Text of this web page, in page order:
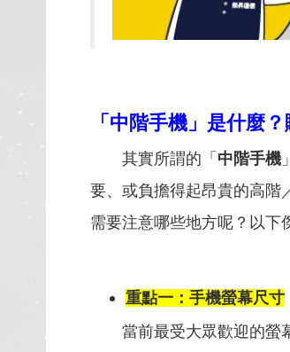
「中階手機」是什麼
其實所謂的「 中階手機
要、或負擔得起昂貴的高階
需要注意哪些地方呢？以下
重點一：手機螢幕尺寸
當前最受大眾歡迎的螢幕